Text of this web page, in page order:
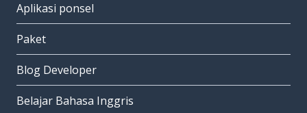
Aplikasi ponsel
Paket
Blog Developer
Belajar Bahasa Inggris